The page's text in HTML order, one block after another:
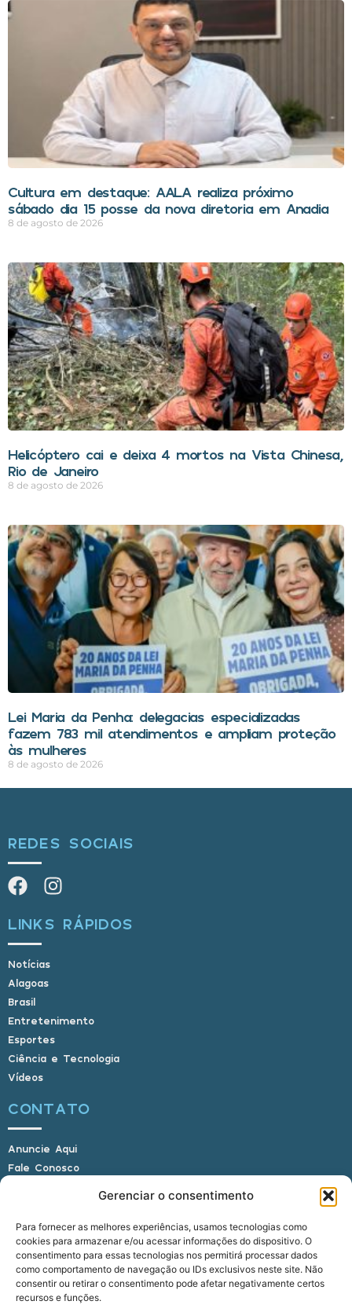
Gerenciar o consentimento
Para fornecer as melhores experiências, usamos tecnologias como
cookies para armazenar e/ou acessar informações do dispositivo. O
consentimento para essas tecnologias nos permitirá processar dados
como comportamento de navegação ou IDs exclusivos neste site. Não
consentir ou retirar o consentimento pode afetar negativamente certos
recursos e funções.
Cultura em destaque: AALA realiza próximo
sábado dia 15 posse da nova diretoria em Anadia
8 de agosto de 2026
Helicóptero cai e deixa 4 mortos na Vista Chinesa,
Rio de Janeiro
8 de agosto de 2026
Lei Maria da Penha: delegacias especializadas
fazem 783 mil atendimentos e ampliam proteção
às mulheres
8 de agosto de 2026
REDES SOCIAIS
LINKS RÁPIDOS
Notícias
Alagoas
Brasil
Entretenimento
Esportes
Ciência e Tecnologia
Vídeos
CONTATO
Anuncie Aqui
Fale Conosco
E-mail: alagoasbrasilnoticias@gmail.com
Telefone: (82) 9 9691-0391 (Whatsapp)
Responsável Técnico: Crysthyan Carlos
Rua do Sau - Centro - Anadia - AL - CEP: